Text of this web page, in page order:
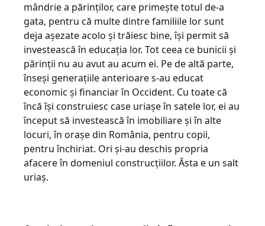
mândrie a părinților, care primește totul de-a
gata, pentru că multe dintre familiile lor sunt
deja așezate acolo și trăiesc bine, își permit să
investească în educația lor. Tot ceea ce bunicii și
părinții nu au avut au acum ei. Pe de altă parte,
înseși generațiile anterioare s-au educat
economic și financiar în Occident. Cu toate că
încă își construiesc case uriașe în satele lor, ei au
început să investească în imobiliare și în alte
locuri, în orașe din România, pentru copii,
pentru închiriat. Ori și-au deschis propria
afacere în domeniul construcțiilor. Ăsta e un salt
uriaș.